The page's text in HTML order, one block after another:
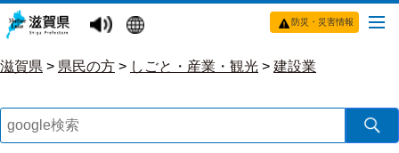
防災・災害情報
滋賀県 > 県民の方 > しごと・産業・観光 > 建設業